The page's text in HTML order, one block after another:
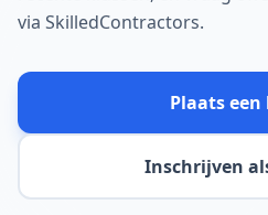
via SkilledContractors.
Plaats een
Inschrijven